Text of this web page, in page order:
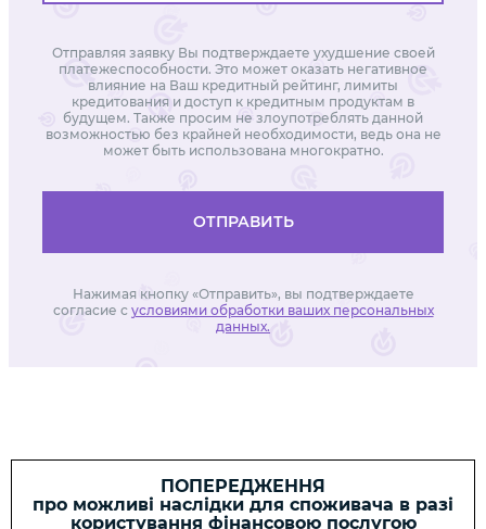
Отправляя заявку Вы подтверждаете ухудшение своей
платежеспособности. Это может оказать негативное
влияние на Ваш кредитный рейтинг, лимиты
кредитования и доступ к кредитным продуктам в
будущем. Также просим не злоупотреблять данной
возможностью без крайней необходимости, ведь она не
может быть использована многократно.
ОТПРАВИТЬ
Нажимая кнопку «Отправить», вы подтверждаете
согласие с условиями обработки ваших персональных
данных.
ПОПЕРЕДЖЕННЯ
про можливі наслідки для споживача в разі
користування фінансовою послугою